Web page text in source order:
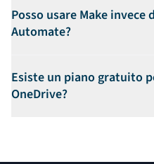
Posso usare Make invece
Automate?
Esiste un piano gratuito
OneDrive?